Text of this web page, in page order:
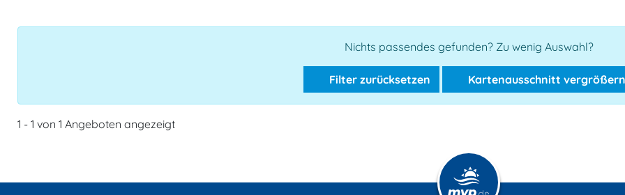
Nichts passendes gefunden? Zu wenig Auswahl?
Filter zurücksetzen Kartenausschnitt vergrößern
1 - 1 von 1 Angeboten angezeigt